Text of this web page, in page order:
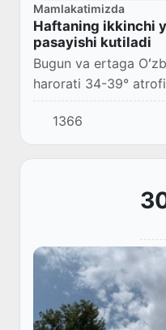
Mamlakatimizda
Haftaning ikkinchi
pasayishi kutiladi
Bugun va ertaga
harorati 34-39°
ob-havo quvontiradi.
1366